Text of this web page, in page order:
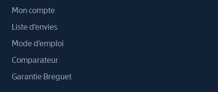
Mon compte
Liste d'envies
Mode d'emploi
Comparateur
Garantie Breguet